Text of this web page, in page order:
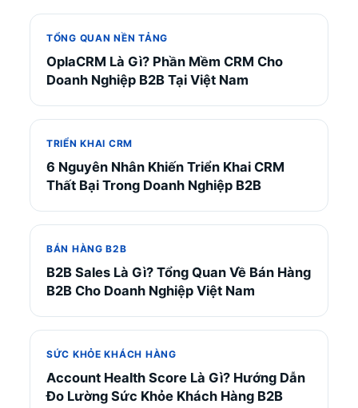
TỔNG QUAN NỀN TẢNG
OplaCRM Là Gì? Phần Mềm CRM Cho
Doanh Nghiệp B2B Tại Việt Nam
TRIỂN KHAI CRM
6 Nguyên Nhân Khiến Triển Khai CRM
Thất Bại Trong Doanh Nghiệp B2B
BÁN HÀNG B2B
B2B Sales Là Gì? Tổng Quan Về Bán Hàng
B2B Cho Doanh Nghiệp Việt Nam
SỨC KHỎE KHÁCH HÀNG
Account Health Score Là Gì? Hướng Dẫn
Đo Lường Sức Khỏe Khách Hàng B2B